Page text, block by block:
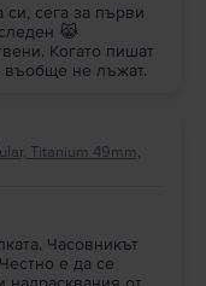
сега за първи
😹
Когато пишат
въобще не лъжат.
Titanium 49mm,
Часовникът
е да се